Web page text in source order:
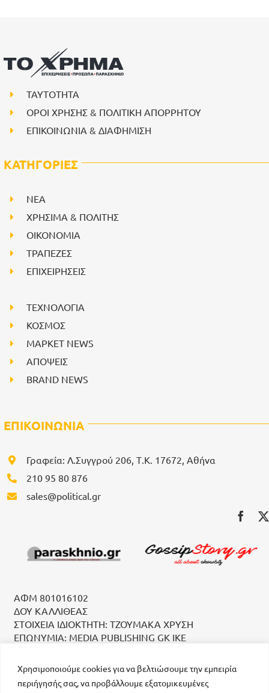
Χρησιμοποιούμε cookies για να βελτιώσουμε την εμπειρία
περιήγησής σας, να προβάλλουμε εξατομικευμένες
ΤΑΥΤΟΤΗΤΑ
ΟΡΟΙ ΧΡΗΣΗΣ & ΠΟΛΙΤΙΚΗ ΑΠΟΡΡΗΤΟΥ
ΕΠΙΚΟΙΝΩΝΙΑ & ΔΙΑΦΗΜΙΣΗ
ΚΑΤΗΓΟΡΙΕΣ
NEA
ΧΡΗΣΙΜΑ & ΠΟΛΙΤΗΣ
ΟΙΚΟΝΟΜΙΑ
ΤΡΑΠΕΖΕΣ
ΕΠΙΧΕΙΡΗΣΕΙΣ
ΤΕΧΝΟΛΟΓΙΑ
ΚΟΣΜΟΣ
ΜΑΡΚΕΤ NEWS
ΑΠΟΨΕΙΣ
BRAND NEWS
ΕΠΙΚΟΙΝΩΝΙΑ
Γραφεία: Λ.Συγγρού 206, Τ.Κ. 17672, Αθήνα
210 95 80 876
sales@political.gr
ΑΦΜ 801016102
ΔΟΥ ΚΑΛΛΙΘΕΑΣ
ΣΤΟΙΧΕΙΑ ΙΔΙΟΚΤΗΤΗ: ΤΖΟΥΜΑΚΑ ΧΡΥΣΗ
ΕΠΩΝΥΜΙΑ: MEDIA PUBLISHING GK IKE